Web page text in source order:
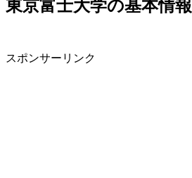
東京富士大学の基本情報
スポンサーリンク